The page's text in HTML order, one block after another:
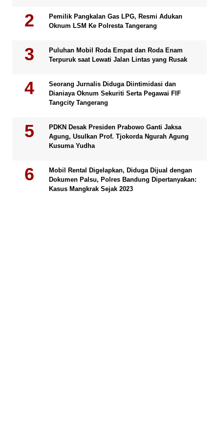
Pemilik Pangkalan Gas LPG, Resmi Adukan
Oknum LSM Ke Polresta Tangerang
Puluhan Mobil Roda Empat dan Roda Enam
Terpuruk saat Lewati Jalan Lintas yang Rusak
Seorang Jurnalis Diduga Diintimidasi dan
Dianiaya Oknum Sekuriti Serta Pegawai FIF
Tangcity Tangerang
PDKN Desak Presiden Prabowo Ganti Jaksa
Agung, Usulkan Prof. Tjokorda Ngurah Agung
Kusuma Yudha
Mobil Rental Digelapkan, Diduga Dijual dengan
Dokumen Palsu, Polres Bandung Dipertanyakan:
Kasus Mangkrak Sejak 2023